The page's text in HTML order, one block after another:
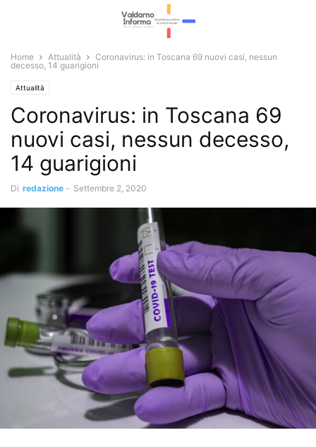
Home Attualità
Coronavirus: in Toscana 69 nuovi casi, nessun
decesso, 14 guarigioni
Attualità
Coronavirus: in Toscana 69
nuovi casi, nessun decesso,
14 guarigioni
Di redazione - Settembre 2, 2020